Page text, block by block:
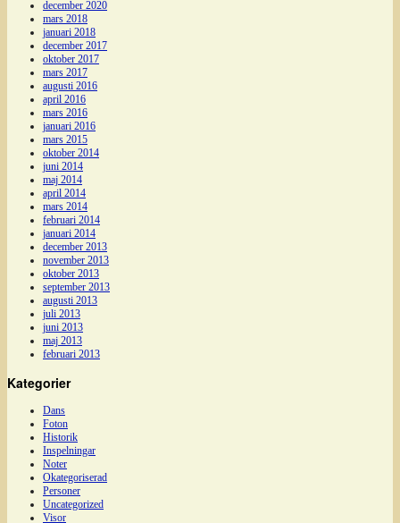
december 2020
mars 2018
januari 2018
december 2017
oktober 2017
mars 2017
augusti 2016
april 2016
mars 2016
januari 2016
mars 2015
oktober 2014
juni 2014
maj 2014
april 2014
mars 2014
februari 2014
januari 2014
december 2013
november 2013
oktober 2013
september 2013
augusti 2013
juli 2013
juni 2013
maj 2013
februari 2013
Kategorier
Dans
Foton
Historik
Inspelningar
Noter
Okategoriserad
Personer
Uncategorized
Visor